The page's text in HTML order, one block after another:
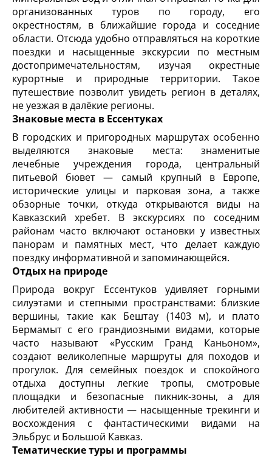
организованных туров по городу, его
окрестностям, в ближайшие города и соседние
области. Отсюда удобно отправляться на короткие
поездки и насыщенные экскурсии по местным
достопримечательностям, изучая окрестные
курортные и природные территории. Такое
путешествие позволит увидеть регион в деталях,
не уезжая в далёкие регионы.
Знаковые места в Ессентуках
В городских и пригородных маршрутах особенно
выделяются знаковые места: знаменитые
лечебные учреждения города, центральный
питьевой бювет — самый крупный в Европе,
исторические улицы и парковая зона, а также
обзорные точки, откуда открываются виды на
Кавказский хребет. В экскурсиях по соседним
районам часто включают остановки у известных
панорам и памятных мест, что делает каждую
поездку информативной и запоминающейся.
Отдых на природе
Природа вокруг Ессентуков удивляет горными
силуэтами и степными пространствами: близкие
вершины, такие как Бештау (1403 м), и плато
Бермамыт с его грандиозными видами, которые
часто называют «Русским Гранд Каньоном»,
создают великолепные маршруты для походов и
прогулок. Для семейных поездок и спокойного
отдыха доступны легкие тропы, смотровые
площадки и безопасные пикник-зоны, а для
любителей активности — насыщенные трекинги и
восхождения с фантастическими видами на
Эльбрус и Большой Кавказ.
Тематические туры и программы